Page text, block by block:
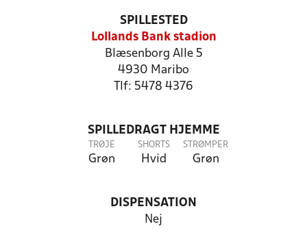
SPILLESTED
Lollands Bank stadion
Blæsenborg Alle 5
4930 Maribo
Tlf: 5478 4376
SPILLEDRAGT HJEMME
TRØJE
Grøn
SHORTS
Hvid
STRØMPER
Grøn
DISPENSATION
Nej